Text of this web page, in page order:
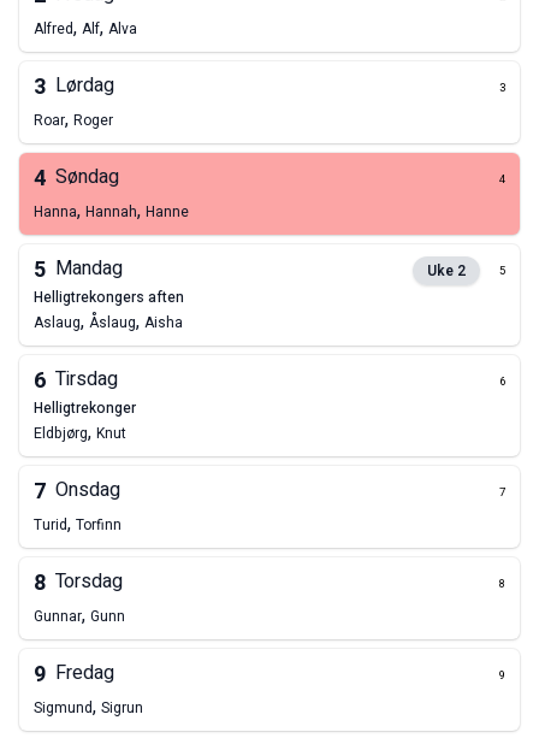
Alfred, Alf, Alva
3 Lørdag 3
Roar, Roger
4 Søndag 4
Hanna, Hannah, Hanne
5 Mandag Uke 2 5
helligtrekongers aften
Aslaug, Åslaug, Aisha
6 Tirsdag 6
helligtrekonger
Eldbjørg, Knut
7 Onsdag 7
Turid, Torfinn
8 Torsdag 8
Gunnar, Gunn
9 Fredag 9
Sigmund, Sigrun